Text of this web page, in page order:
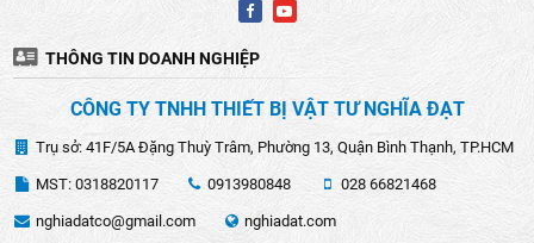
THÔNG TIN DOANH NGHIỆP
CÔNG TY TNHH THIẾT BỊ VẬT TƯ NGHĨA ĐẠT
Trụ sở: 41F/5A Đặng Thuỳ Trâm, Phường 13, Quận Bình Thạnh, TP.HCM
MST: 0318820117 0913980848 028 66821468
nghiadatco@gmail.com nghiadat.com